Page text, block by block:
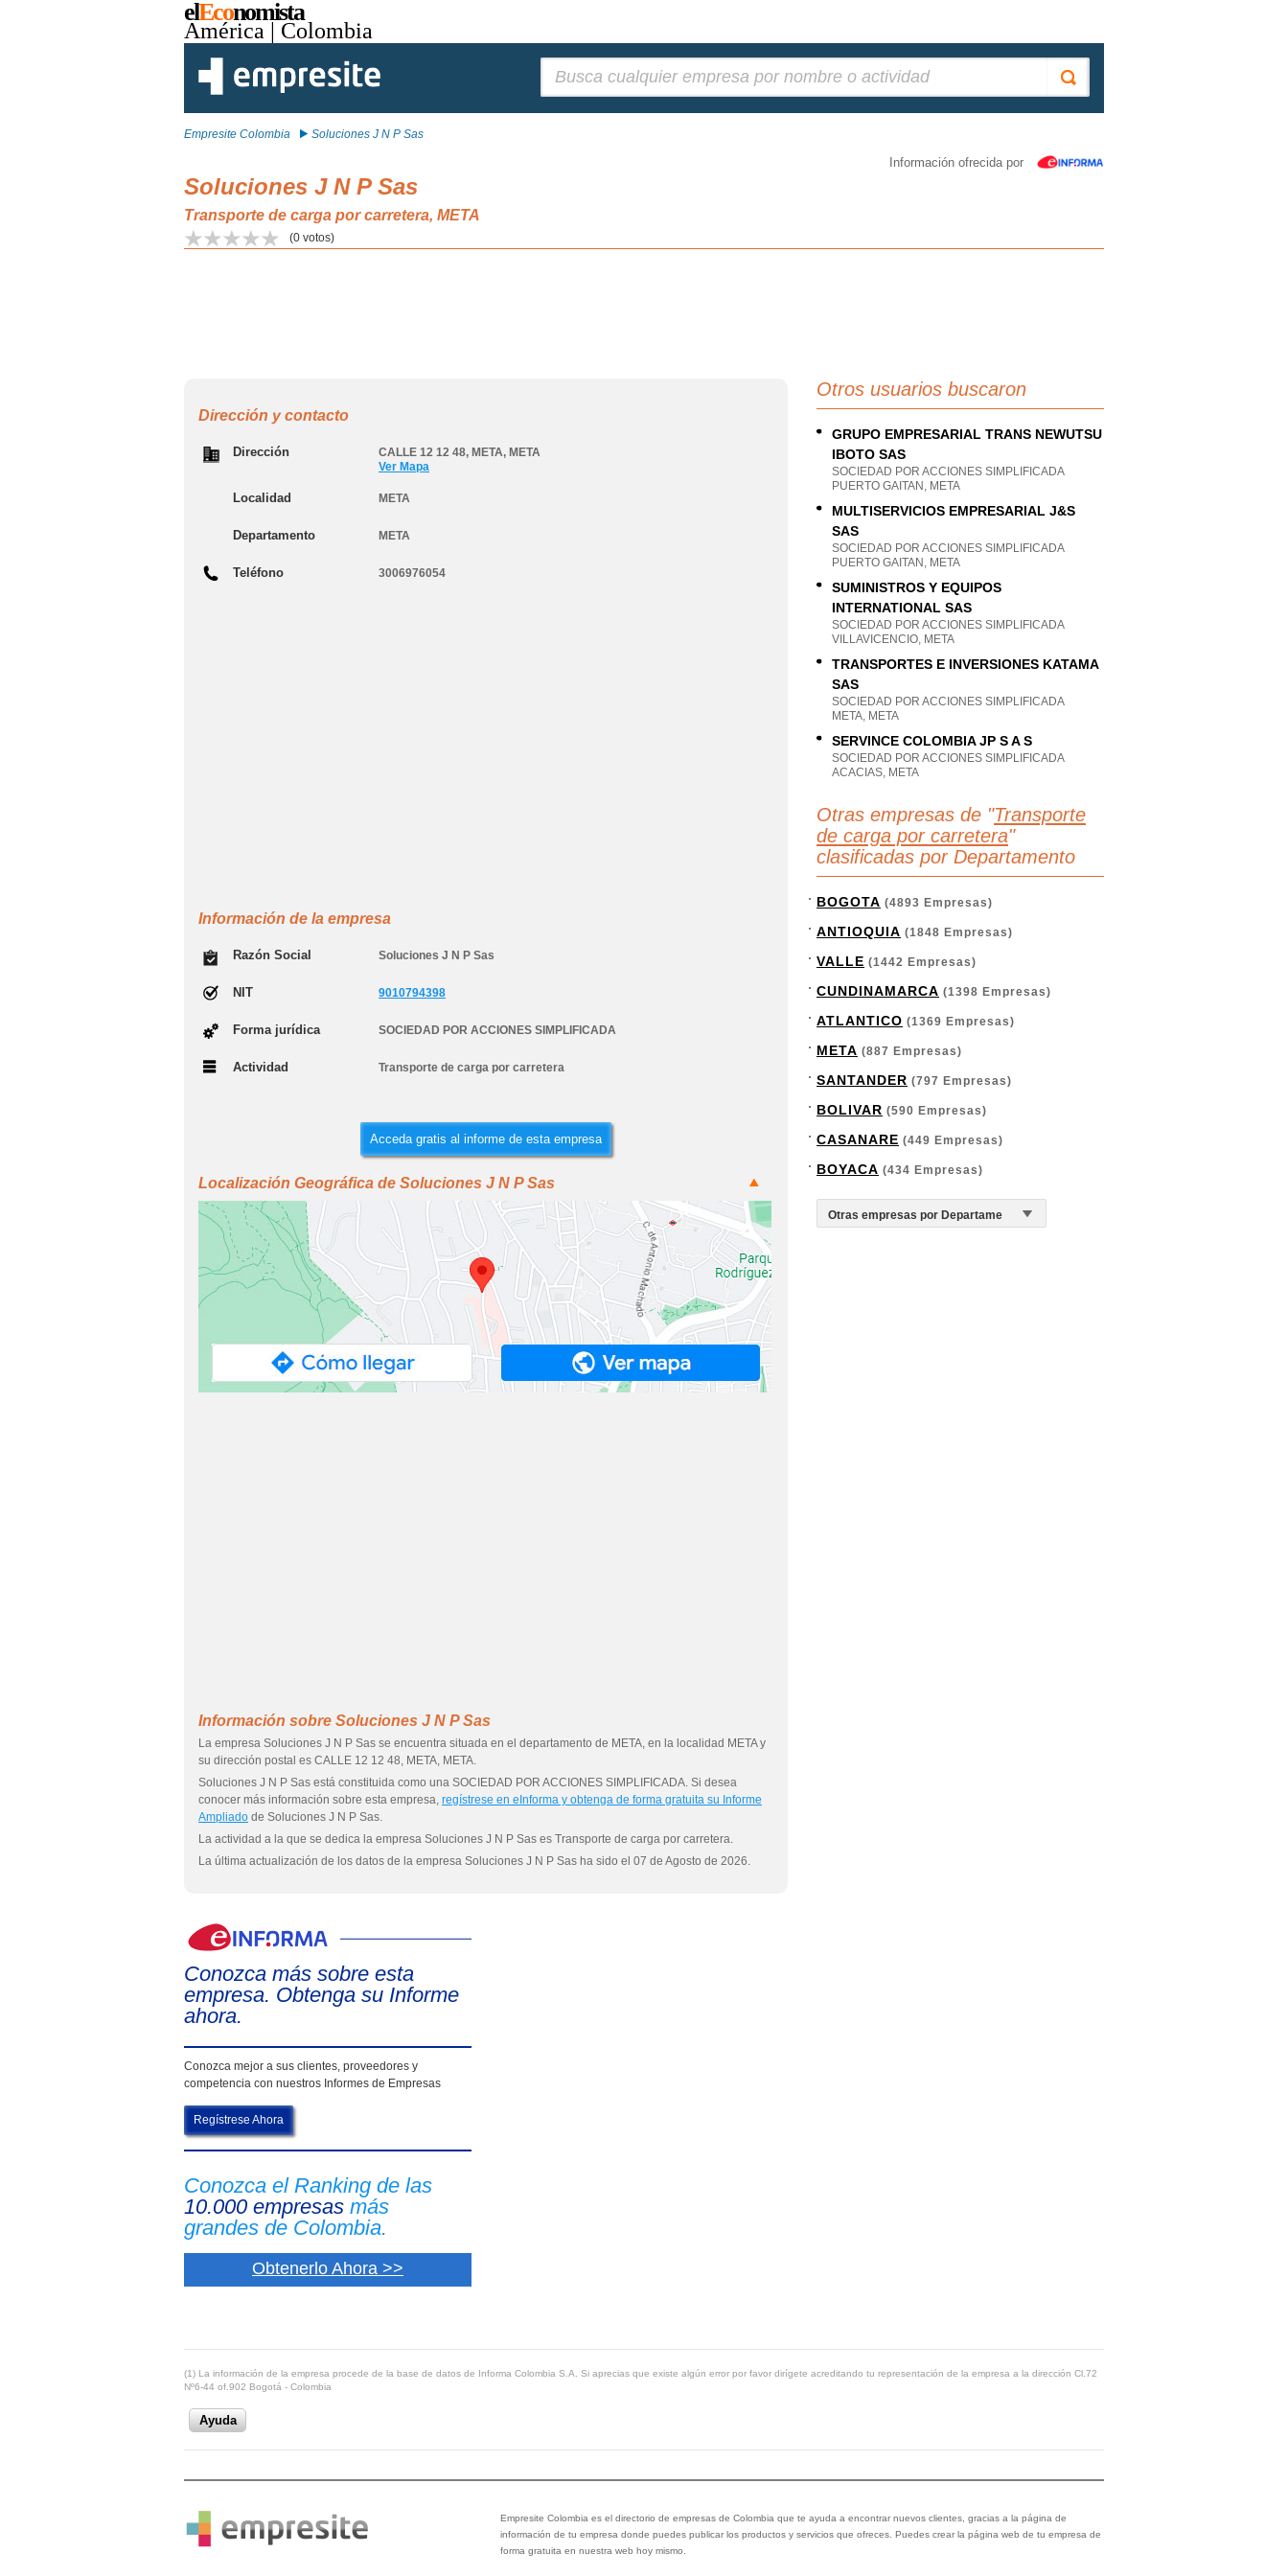
elEconomista
América | Colombia
Empresite Colombia Soluciones J N P Sas
Información ofrecida por
Soluciones J N P Sas
Transporte de carga por carretera, META
(0 votos)
Dirección y contacto
Dirección CALLE 12 12 48, META, META
Ver Mapa
Localidad META
Departamento META
Teléfono 3006976054
Información de la empresa
Razón Social Soluciones J N P Sas
NIT 9010794398
Forma jurídica SOCIEDAD POR ACCIONES SIMPLIFICADA
Actividad Transporte de carga por carretera
Acceda gratis al informe de esta empresa
Localización Geográfica de Soluciones J N P Sas
Información sobre Soluciones J N P Sas
La empresa Soluciones J N P Sas se encuentra situada en el departamento de META, en la localidad META y
su dirección postal es CALLE 12 12 48, META, META.
Soluciones J N P Sas está constituida como una SOCIEDAD POR ACCIONES SIMPLIFICADA. Si desea
conocer más información sobre esta empresa, regístrese en eInforma y obtenga de forma gratuita su Informe
Ampliado de Soluciones J N P Sas.
La actividad a la que se dedica la empresa Soluciones J N P Sas es Transporte de carga por carretera.
La última actualización de los datos de la empresa Soluciones J N P Sas ha sido el 07 de Agosto de 2026.
Conozca más sobre esta
empresa. Obtenga su Informe
ahora.
Conozca mejor a sus clientes, proveedores y
competencia con nuestros Informes de Empresas
Regístrese Ahora
Conozca el Ranking de las
10.000 empresas más
grandes de Colombia.
Obtenerlo Ahora >>
Otros usuarios buscaron
GRUPO EMPRESARIAL TRANS NEWUTSU
IBOTO SAS
SOCIEDAD POR ACCIONES SIMPLIFICADA
PUERTO GAITAN, META
MULTISERVICIOS EMPRESARIAL J&S
SAS
SOCIEDAD POR ACCIONES SIMPLIFICADA
PUERTO GAITAN, META
SUMINISTROS Y EQUIPOS
INTERNATIONAL SAS
SOCIEDAD POR ACCIONES SIMPLIFICADA
VILLAVICENCIO, META
TRANSPORTES E INVERSIONES KATAMA
SAS
SOCIEDAD POR ACCIONES SIMPLIFICADA
META, META
SERVINCE COLOMBIA JP S A S
SOCIEDAD POR ACCIONES SIMPLIFICADA
ACACIAS, META
Otras empresas de "Transporte
de carga por carretera"
clasificadas por Departamento
BOGOTA (4893 Empresas)
ANTIOQUIA (1848 Empresas)
VALLE (1442 Empresas)
CUNDINAMARCA (1398 Empresas)
ATLANTICO (1369 Empresas)
META (887 Empresas)
SANTANDER (797 Empresas)
BOLIVAR (590 Empresas)
CASANARE (449 Empresas)
BOYACA (434 Empresas)
(1) La información de la empresa procede de la base de datos de Informa Colombia S.A. Si aprecias que existe algún error por favor dirígete acreditando tu representación de la empresa a la dirección Cl.72
Nº6-44 of.902 Bogotá - Colombia
Ayuda
Empresite Colombia es el directorio de empresas de Colombia que te ayuda a encontrar nuevos clientes, gracias a la página de
información de tu empresa donde puedes publicar los productos y servicios que ofreces. Puedes crear la página web de tu empresa de
forma gratuita en nuestra web hoy mismo.